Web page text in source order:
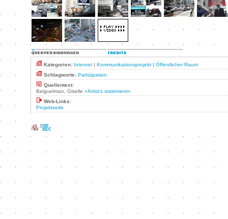
Kategorien: Internet | Kommunikationsprojekt | Öffentlicher Raum
Schlagworte: Partizipation
Quellentext:
Beiguelman, Giselle »Artist's statement«
Web-Links:
Projektseite